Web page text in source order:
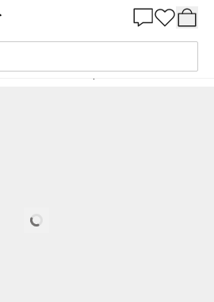
Bestill basert på NCS 6030-B30G
Loading…